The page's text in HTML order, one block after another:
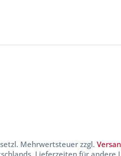
Mehrwertsteuer zzgl.